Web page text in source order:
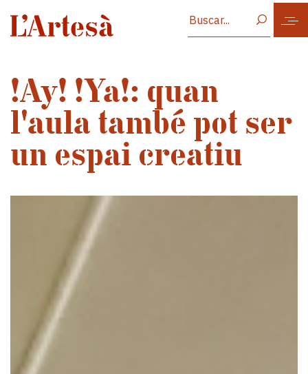
!Ay! !Ya!: quan
l'aula també pot ser
un espai creatiu